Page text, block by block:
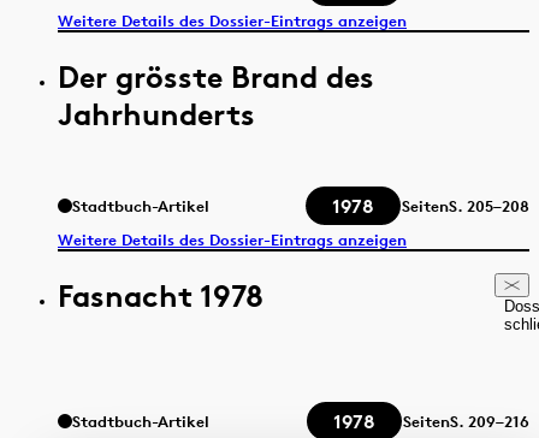
Weitere Details des Dossier-Eintrags anzeigen
Der grösste Brand des
Jahrhunderts
Stadtbuch-Artikel 1978 SeitenS. 205–208
Weitere Details des Dossier-Eintrags anzeigen
Fasnacht 1978
Stadtbuch-Artikel 1978 SeitenS. 209–216